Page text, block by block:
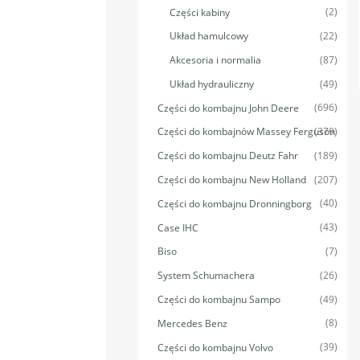
Części kabiny
(2)
Układ hamulcowy
(22)
Akcesoria i normalia
(87)
Układ hydrauliczny
(49)
Części do kombajnu John Deere
(696)
Części do kombajnów Massey Ferguson
(379)
Części do kombajnu Deutz Fahr
(189)
Części do kombajnu New Holland (207)
Części do kombajnu Dronningborg (40)
Case IHC
(43)
Biso
(7)
System Schumachera
(26)
Części do kombajnu Sampo
(49)
Mercedes Benz
(8)
Części do kombajnu Volvo
(39)